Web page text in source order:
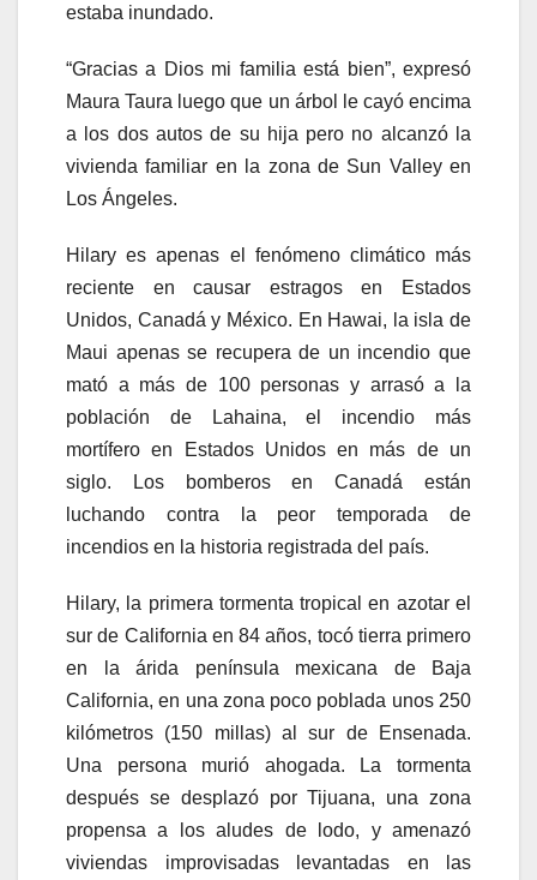
estaba inundado.
“Gracias a Dios mi familia está bien”, expresó
Maura Taura luego que un árbol le cayó encima
a los dos autos de su hija pero no alcanzó la
vivienda familiar en la zona de Sun Valley en
Los Ángeles.
Hilary es apenas el fenómeno climático más
reciente en causar estragos en Estados
Unidos, Canadá y México. En Hawai, la isla de
Maui apenas se recupera de un incendio que
mató a más de 100 personas y arrasó a la
población de Lahaina, el incendio más
mortífero en Estados Unidos en más de un
siglo. Los bomberos en Canadá están
luchando contra la peor temporada de
incendios en la historia registrada del país.
Hilary, la primera tormenta tropical en azotar el
sur de California en 84 años, tocó tierra primero
en la árida península mexicana de Baja
California, en una zona poco poblada unos 250
kilómetros (150 millas) al sur de Ensenada.
Una persona murió ahogada. La tormenta
después se desplazó por Tijuana, una zona
propensa a los aludes de lodo, y amenazó
viviendas improvisadas levantadas en las